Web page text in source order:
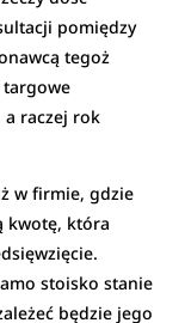
pomiędzy
tegoż
targowe
a raczej rok
w firmie, gdzie
kwotę, która
stoisko stanie
będzie jego